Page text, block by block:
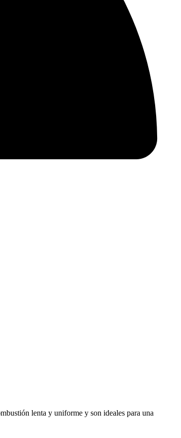
lenta y uniforme y son ideales para una